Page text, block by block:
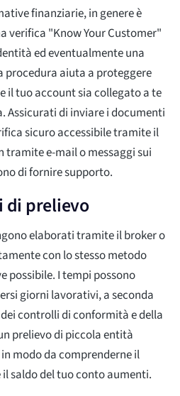
finanziarie, in genere è
verifica "Know Your Customer"
ed eventualmente una
procedura aiuta a proteggere
il tuo account sia collegato a te
Assicurati di inviare i documenti
sicuro accessibile tramite il
tramite e-mail o messaggi sui
di fornire supporto.
di prelievo
elaborati tramite il broker o
con lo stesso metodo
possibile. I tempi possono
giorni lavorativi, a seconda
controlli di conformità e della
prelievo di piccola entità
modo da comprenderne il
saldo del tuo conto aumenti.